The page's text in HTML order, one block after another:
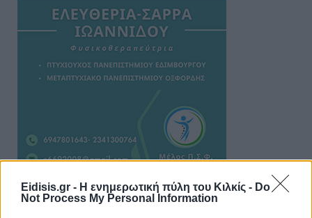
Eidisis.gr - Η ενημερωτική πύλη του Κιλκίς - Do
Not Process My Personal Information